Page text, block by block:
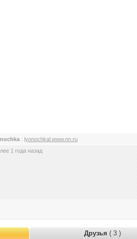
: lyonochkal.www.nn.ru
1 года назад
Друзья ( 3 )